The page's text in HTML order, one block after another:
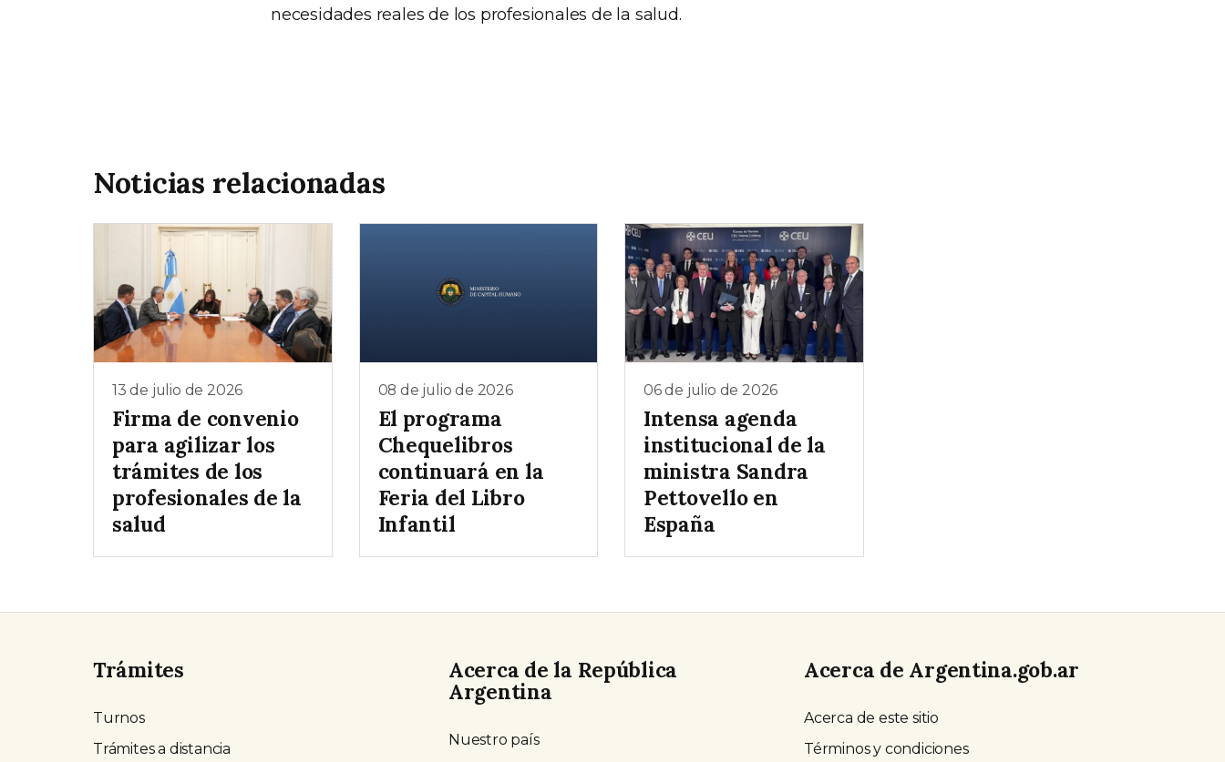
necesidades reales de los profesionales de la salud.
Noticias relacionadas
13 de julio de 2026
Firma de convenio
para agilizar los
trámites de los
profesionales de la
salud
08 de julio de 2026
El programa
Chequelibros
continuará en la
Feria del Libro
Infantil
06 de julio de 2026
Intensa agenda
institucional de la
ministra Sandra
Pettovello en
España
Trámites
Turnos
Trámites a distancia
Acerca de la República
Argentina
Nuestro país
Acerca de Argentina.gob.ar
Acerca de este sitio
Términos y condiciones